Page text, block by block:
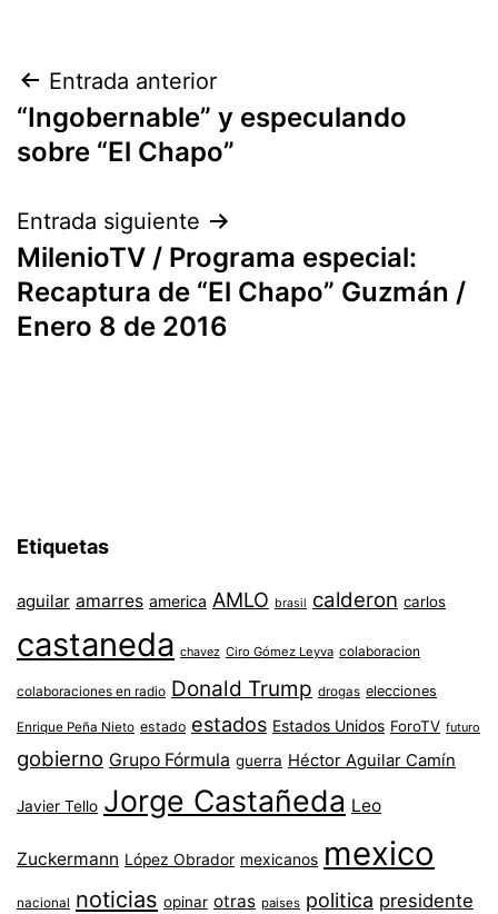
Navegación
de
Entrada anterior
“Ingobernable” y especulando
sobre “El Chapo”
Entrada siguiente
MilenioTV / Programa especial:
Recaptura de “El Chapo” Guzmán /
Enero 8 de 2016
Etiquetas
aguilar amarres america AMLO brasil calderon carlos
castaneda chavez Ciro Gómez Leyva colaboracion
colaboraciones en radio Donald Trump drogas elecciones
Enrique Peña Nieto estado estados Estados Unidos ForoTV futuro
gobierno Grupo Fórmula guerra Héctor Aguilar Camín
Javier Tello Jorge Castañeda Leo
Zuckermann López Obrador mexicanos mexico
nacional noticias opinar otras paises politica presidente